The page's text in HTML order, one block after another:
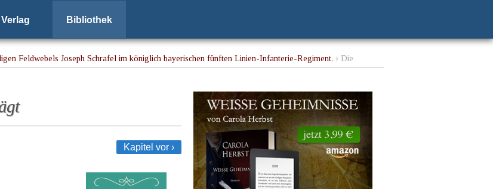
Verlag Bibliothek
Feldwebels Joseph Schrafel im königlich bayerischen fünften Linien-Infanterie-Regiment. › Die
Kapitel vor ›